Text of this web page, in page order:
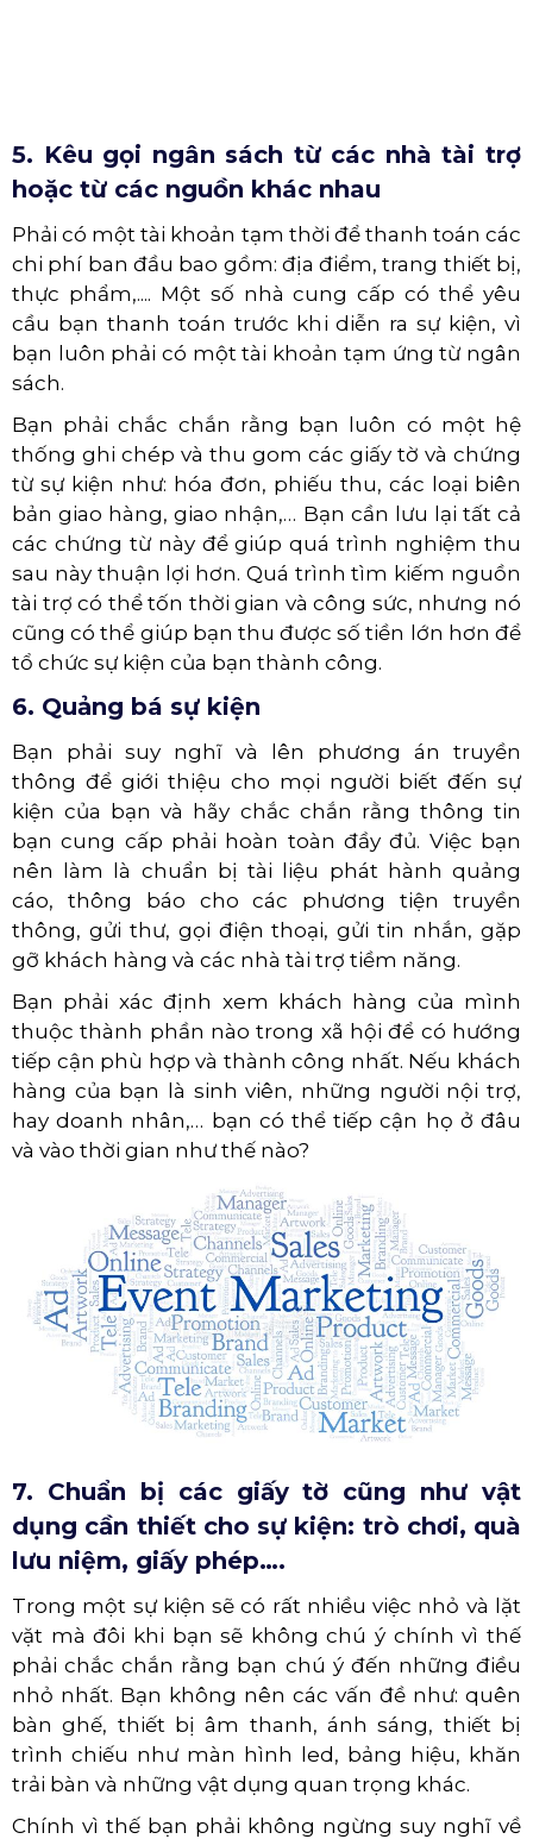
5. Kêu gọi ngân sách từ các nhà tài trợ
hoặc từ các nguồn khác nhau
Phải có một tài khoản tạm thời để thanh toán các
chi phí ban đầu bao gồm: địa điểm, trang thiết bị,
thực phẩm,.... Một số nhà cung cấp có thể yêu
cầu bạn thanh toán trước khi diễn ra sự kiện, vì
bạn luôn phải có một tài khoản tạm ứng từ ngân
sách.
Bạn phải chắc chắn rằng bạn luôn có một hệ
thống ghi chép và thu gom các giấy tờ và chứng
từ sự kiện như: hóa đơn, phiếu thu, các loại biên
bản giao hàng, giao nhận,… Bạn cần lưu lại tất cả
các chứng từ này để giúp quá trình nghiệm thu
sau này thuận lợi hơn. Quá trình tìm kiếm nguồn
tài trợ có thể tốn thời gian và công sức, nhưng nó
cũng có thể giúp bạn thu được số tiền lớn hơn để
tổ chức sự kiện của bạn thành công.
6. Quảng bá sự kiện
Bạn phải suy nghĩ và lên phương án truyền
thông để giới thiệu cho mọi người biết đến sự
kiện của bạn và hãy chắc chắn rằng thông tin
bạn cung cấp phải hoàn toàn đầy đủ. Việc bạn
nên làm là chuẩn bị tài liệu phát hành quảng
cáo, thông báo cho các phương tiện truyền
thông, gửi thư, gọi điện thoại, gửi tin nhắn, gặp
gỡ khách hàng và các nhà tài trợ tiềm năng.
Bạn phải xác định xem khách hàng của mình
thuộc thành phần nào trong xã hội để có hướng
tiếp cận phù hợp và thành công nhất. Nếu khách
hàng của bạn là sinh viên, những người nội trợ,
hay doanh nhân,… bạn có thể tiếp cận họ ở đâu
và vào thời gian như thế nào?
7. Chuẩn bị các giấy tờ cũng như vật
dụng cần thiết cho sự kiện: trò chơi, quà
lưu niệm, giấy phép….
Trong một sự kiện sẽ có rất nhiều việc nhỏ và lặt
vặt mà đôi khi bạn sẽ không chú ý chính vì thế
phải chắc chắn rằng bạn chú ý đến những điều
nhỏ nhất. Bạn không nên các vấn đề như: quên
bàn ghế, thiết bị âm thanh, ánh sáng, thiết bị
trình chiếu như màn hình led, bảng hiệu, khăn
trải bàn và những vật dụng quan trọng khác.
Chính vì thế bạn phải không ngừng suy nghĩ về